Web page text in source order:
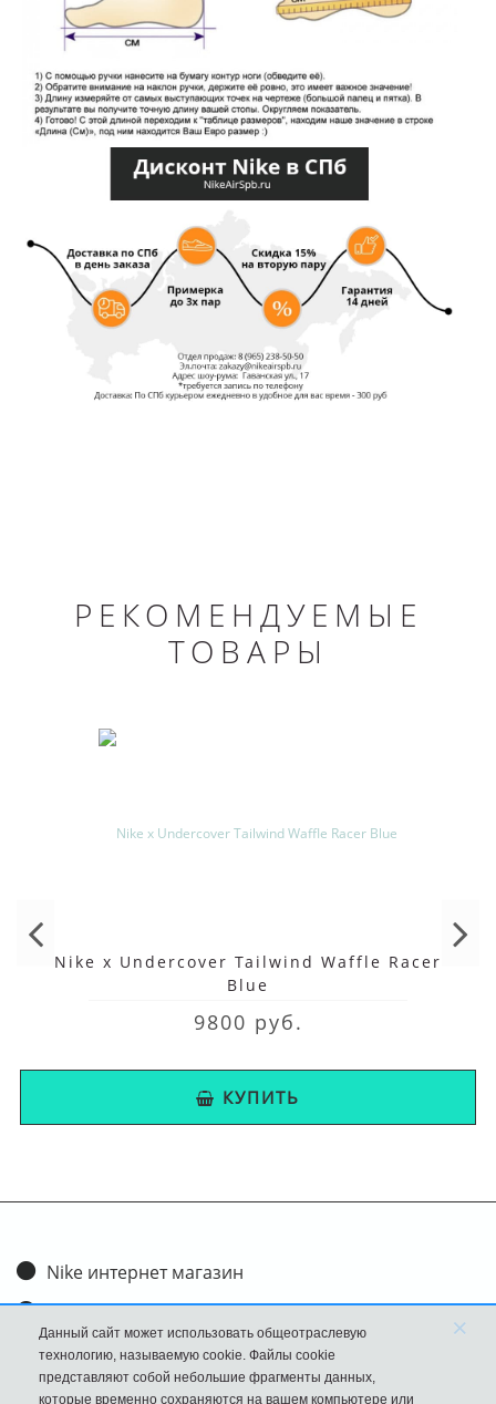
РЕКОМЕНДУЕМЫЕ
ТОВАРЫ
Nike x Undercover Tailwind Waffle Racer
Blue
9800 руб.
КУПИТЬ
Nike интернет магазин
Доставка и оплата
Обмен и возврат
Размеры
Данный сайт может использовать общеотраслевую
технологию, называемую cookie. Файлы cookie
представляют собой небольшие фрагменты данных,
которые временно сохраняются на вашем компьютере или
×